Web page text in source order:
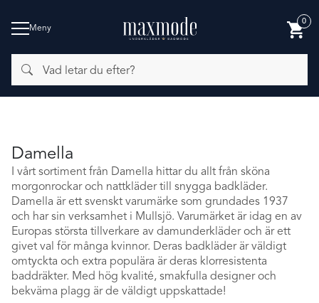
Meny
letar
du
efter?
0
BADMODE
Damella
I vårt sortiment från Damella hittar du allt från sköna
morgonrockar och nattkläder till snygga badkläder.
Damella är ett svenskt varumärke som grundades 1937
och har sin verksamhet i Mullsjö. Varumärket är idag en av
Europas största tillverkare av damunderkläder och är ett
givet val för många kvinnor. Deras badkläder är väldigt
omtyckta och extra populära är deras klorresistenta
baddräkter. Med hög kvalité, smakfulla designer och
bekväma plagg är de väldigt uppskattade!